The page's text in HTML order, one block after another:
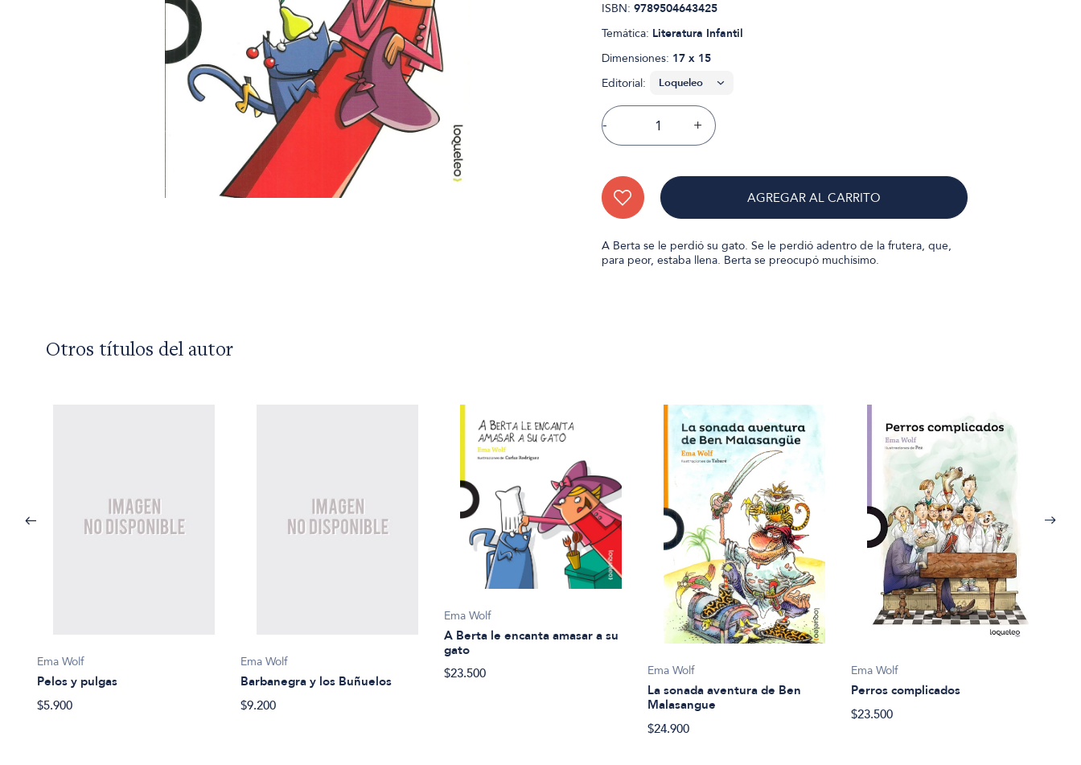
ISBN: 9789504643425
Temática: Literatura Infantil
Dimensiones: 17 x 15
Editorial:
- +
AGREGAR AL CARRITO
A Berta se le perdió su gato. Se le perdió adentro de la frutera, que,
para peor, estaba llena. Berta se preocupó muchísimo.
Otros títulos del autor
Ema Wolf
Pelos y pulgas
$5.900
Ema Wolf
Barbanegra y los Buñuelos
$9.200
Ema Wolf
A Berta le encanta amasar a su
gato
$23.500
Ema Wolf
La sonada aventura de Ben
Malasangue
$24.900
Ema Wolf
Perros complicados
$23.500